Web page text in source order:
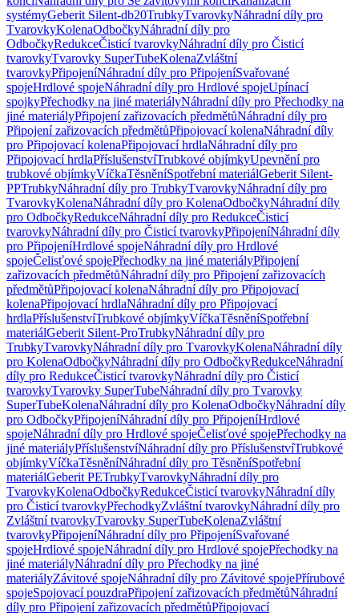
systémyGeberit Silent-db20TrubkyTvarovkyNáhradní díly pro
TvarovkyKolenaOdbočkyNáhradní díly pro
OdbočkyRedukceČisticí tvarovkyNáhradní díly pro Čisticí
tvarovkyTvarovky SuperTubeKolenaZvláštní
tvarovkyPřipojeníNáhradní díly pro PřipojeníSvařované
spojeHrdlové spojeNáhradní díly pro Hrdlové spojeUpínací
spojkyPřechodky na jiné materiályNáhradní díly pro Přechodky na
jiné materiályPřipojení zařizovacích předmětůNáhradní díly pro
Připojení zařizovacích předmětůPřipojovací kolenaNáhradní díly
pro Připojovací kolenaPřipojovací hrdlaNáhradní díly pro
Připojovací hrdlaPříslušenstvíTrubkové objímkyUpevnění pro
trubkové objímkyVíčkaTěsněníSpotřební materiálGeberit Silent-
PPTrubkyNáhradní díly pro TrubkyTvarovkyNáhradní díly pro
TvarovkyKolenaNáhradní díly pro KolenaOdbočkyNáhradní díly
pro OdbočkyRedukceNáhradní díly pro RedukceČisticí
tvarovkyNáhradní díly pro Čisticí tvarovkyPřipojeníNáhradní díly
pro PřipojeníHrdlové spojeNáhradní díly pro Hrdlové
spojeČelisťové spojePřechodky na jiné materiályPřipojení
zařizovacích předmětůNáhradní díly pro Připojení zařizovacích
předmětůPřipojovací kolenaNáhradní díly pro Připojovací
kolenaPřipojovací hrdlaNáhradní díly pro Připojovací
hrdlaPříslušenstvíTrubkové objímkyVíčkaTěsněníSpotřební
materiálGeberit Silent-ProTrubkyNáhradní díly pro
TrubkyTvarovkyNáhradní díly pro TvarovkyKolenaNáhradní díly
pro KolenaOdbočkyNáhradní díly pro OdbočkyRedukceNáhradní
díly pro RedukceČisticí tvarovkyNáhradní díly pro Čisticí
tvarovkyTvarovky SuperTubeNáhradní díly pro Tvarovky
SuperTubeKolenaNáhradní díly pro KolenaOdbočkyNáhradní díly
pro OdbočkyPřipojeníNáhradní díly pro PřipojeníHrdlové
spojeNáhradní díly pro Hrdlové spojeČelisťové spojePřechodky na
jiné materiályPříslušenstvíNáhradní díly pro PříslušenstvíTrubkové
objímkyVíčkaTěsněníNáhradní díly pro TěsněníSpotřební
materiálGeberit PETrubkyTvarovkyNáhradní díly pro
TvarovkyKolenaOdbočkyRedukceČisticí tvarovkyNáhradní díly
pro Čisticí tvarovkyPřechodkyZvláštní tvarovkyNáhradní díly pro
Zvláštní tvarovkyTvarovky SuperTubeKolenaZvláštní
tvarovkyPřipojeníNáhradní díly pro PřipojeníSvařované
spojeHrdlové spojeNáhradní díly pro Hrdlové spojePřechodky na
jiné materiályNáhradní díly pro Přechodky na jiné
materiályZávitové spojeNáhradní díly pro Závitové spojePřírubové
spojeSpojovací pouzdraPřipojení zařizovacích předmětůNáhradní
díly pro Připojení zařizovacích předmětůPřipojovací